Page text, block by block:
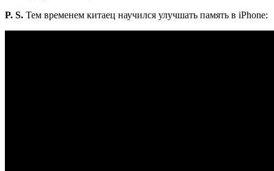
P. S. Тем временем китаец научился улучшать память в iPhone: